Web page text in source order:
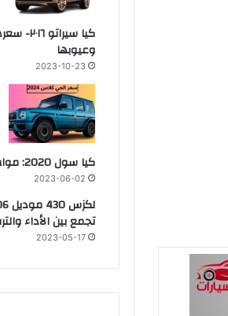
كيا
وعيوبها
2023-10-23
كيا سول 2020: مواصفات، عيوب، وأسعار
2023-06-02
تجمع بين الأداء
2023-05-17